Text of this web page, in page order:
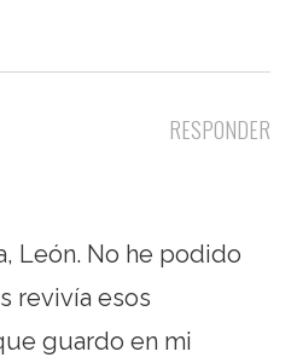
RESPONDER
León. No he podido
revivía esos
guardo en mi